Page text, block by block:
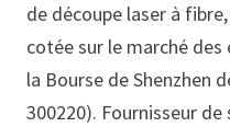
de découpe laser à
cotée sur le marché
la Bourse de Shenzhen
300220). Fournisseur